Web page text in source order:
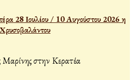
28 Ιουλίου / 10 Αυγούστου 2026 η